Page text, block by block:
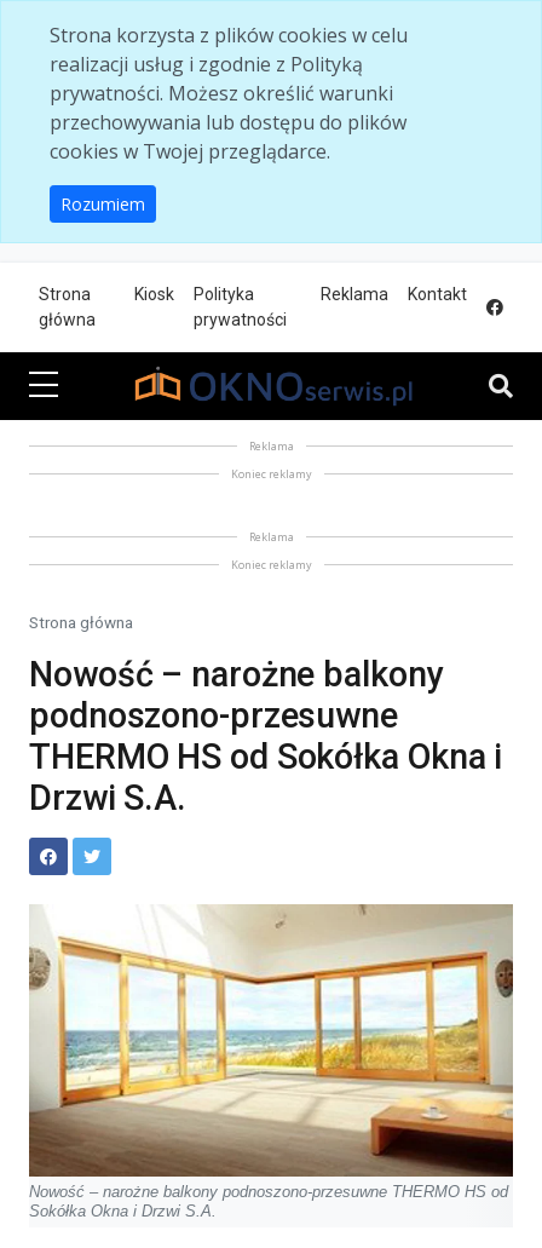
Strona korzysta z plików cookies w celu
realizacji usług i zgodnie z Polityką
prywatności. Możesz określić warunki
przechowywania lub dostępu do plików
cookies w Twojej przeglądarce.
Rozumiem
Strona
główna
Kiosk
Polityka
prywatności
Reklama Kontakt
Reklama
Koniec reklamy
Reklama
Koniec reklamy
Strona główna
Nowość – narożne balkony
podnoszono-przesuwne
THERMO HS od Sokółka Okna i
Drzwi S.A.
Nowość – narożne balkony podnoszono-przesuwne THERMO HS od
Sokółka Okna i Drzwi S.A.